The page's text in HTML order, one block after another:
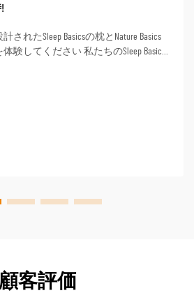
れたSleep Basicsの枕とNature Basics
験してください 私たちのSleep Basics
ポートを提供します
顧客評価